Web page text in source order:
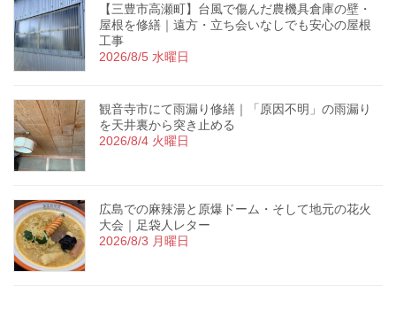
【三豊市高瀬町】台風で傷んだ農機具倉庫の壁・
屋根を修繕｜遠方・立ち会いなしでも安心の屋根
工事
2026/8/5 水曜日
観音寺市にて雨漏り修繕｜「原因不明」の雨漏り
を天井裏から突き止める
2026/8/4 火曜日
広島での麻辣湯と原爆ドーム・そして地元の花火
大会｜足袋人レター
2026/8/3 月曜日